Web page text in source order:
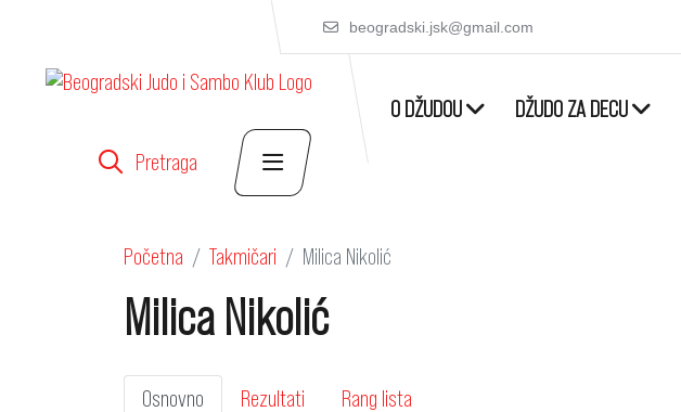
beogradski.jsk@gmail.com
O DŽUDOU DŽUDO ZA DECU
Pretraga
Početna Takmičari Milica Nikolić
Milica Nikolić
Osnovno Rezultati Rang lista